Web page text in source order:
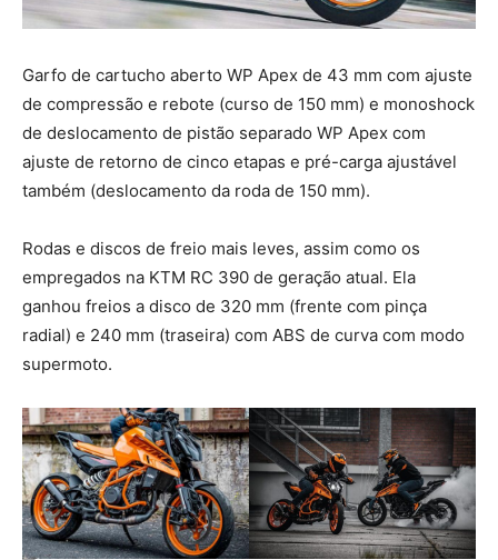
Garfo de cartucho aberto WP Apex de 43 mm com ajuste
de compressão e rebote (curso de 150 mm) e monoshock
de deslocamento de pistão separado WP Apex com
ajuste de retorno de cinco etapas e pré-carga ajustável
também (deslocamento da roda de 150 mm).
Rodas e discos de freio mais leves, assim como os
empregados na KTM RC 390 de geração atual. Ela
ganhou freios a disco de 320 mm (frente com pinça
radial) e 240 mm (traseira) com ABS de curva com modo
supermoto.